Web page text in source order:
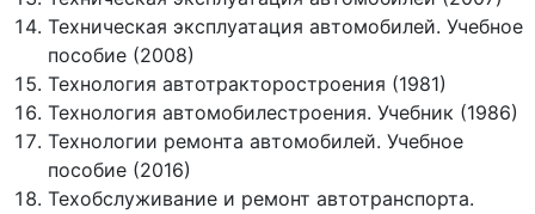
Техническая эксплуатация автомобилей. Учебное
пособие (2008)
Технология автотракторостроения (1981)
Технология автомобилестроения. Учебник (1986)
Технологии ремонта автомобилей. Учебное
пособие (2016)
Техобслуживание и ремонт автотранспорта.